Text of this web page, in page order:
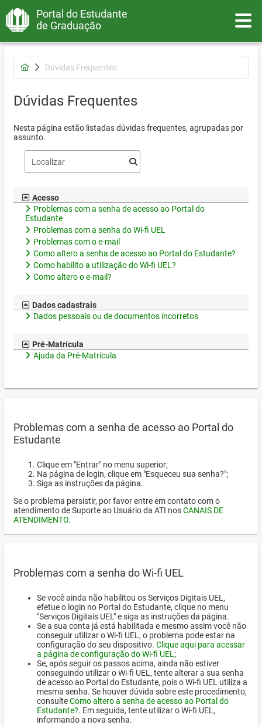
Portal do Estudante
de Graduação
Dúvidas Frequentes
Dúvidas Frequentes
Nesta página estão listadas dúvidas frequentes, agrupadas por
assunto.
Acesso
Problemas com a senha de acesso ao Portal do
Estudante
Problemas com a senha do Wi-fi UEL
Problemas com o e-mail
Como altero a senha de acesso ao Portal do Estudante?
Como habilito a utilização do Wi-fi UEL?
Como altero o e-mail?
Dados cadastrais
Dados pessoais ou de documentos incorretos
Pré-Matrícula
Ajuda da Pré-Matrícula
Problemas com a senha de acesso ao Portal do
Estudante
Clique em "Entrar" no menu superior;
Na página de login, clique em "Esqueceu sua senha?";
Siga as instruções da página.
Se o problema persistir, por favor entre em contato com o
atendimento de Suporte ao Usuário da ATI nosCANAIS DE
ATENDIMENTO.
Problemas com a senha do Wi-fi UEL
Se você ainda não habilitou os Serviços Digitais UEL,
efetue o login no Portal do Estudante, clique no menu
"Serviços Digitais UEL" e siga as instruções da página.
Se a sua conta já está habilitada e mesmo assim você não
conseguir utilizar o Wi-fi UEL, o problema pode estar na
configuração do seu dispositivo. Clique aqui para acessar
a página de configuração do Wi-fi UEL ;
Se, após seguir os passos acima, ainda não estiver
conseguindo utilizar o Wi-fi UEL, tente alterar a sua senha
de acesso ao Portal do Estudante, pois o Wi-fi UEL utiliza a
mesma senha. Se houver dúvida sobre este procedimento,
consulteComo altero a senha de acesso ao Portal do
Estudante?. Em seguida, tente utilizar o Wi-fi UEL,
informando a nova senha.